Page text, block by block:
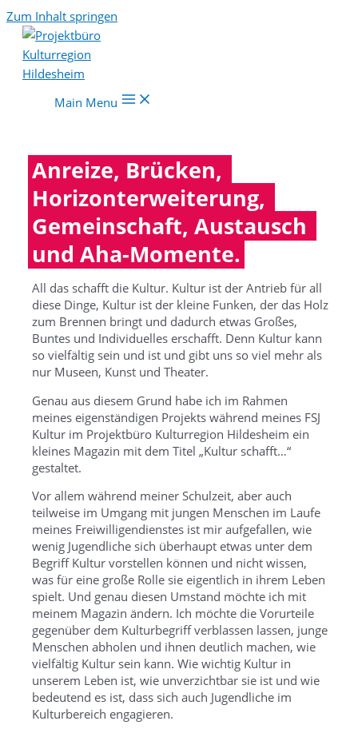
Zum Inhalt springen
Main Menu
Anreize, Brücken,
Horizonterweiterung,
Gemeinschaft, Austausch
und Aha-Momente.
All das schafft die Kultur. Kultur ist der Antrieb für all
diese Dinge, Kultur ist der kleine Funken, der das Holz
zum Brennen bringt und dadurch etwas Großes,
Buntes und Individuelles erschafft. Denn Kultur kann
so vielfältig sein und ist und gibt uns so viel mehr als
nur Museen, Kunst und Theater.
Genau aus diesem Grund habe ich im Rahmen
meines eigenständigen Projekts während meines FSJ
Kultur im Projektbüro Kulturregion Hildesheim ein
kleines Magazin mit dem Titel „Kultur schafft…“
gestaltet.
Vor allem während meiner Schulzeit, aber auch
teilweise im Umgang mit jungen Menschen im Laufe
meines Freiwilligendienstes ist mir aufgefallen, wie
wenig Jugendliche sich überhaupt etwas unter dem
Begriff Kultur vorstellen können und nicht wissen,
was für eine große Rolle sie eigentlich in ihrem Leben
spielt. Und genau diesen Umstand möchte ich mit
meinem Magazin ändern. Ich möchte die Vorurteile
gegenüber dem Kulturbegriff verblassen lassen, junge
Menschen abholen und ihnen deutlich machen, wie
vielfältig Kultur sein kann. Wie wichtig Kultur in
unserem Leben ist, wie unverzichtbar sie ist und wie
bedeutend es ist, dass sich auch Jugendliche im
Kulturbereich engagieren.